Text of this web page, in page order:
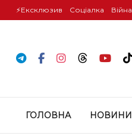
⚡️Ексклюзив Соціалка Війна
ГОЛОВНА НОВИНИ